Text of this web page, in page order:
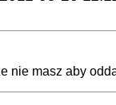
nie masz aby